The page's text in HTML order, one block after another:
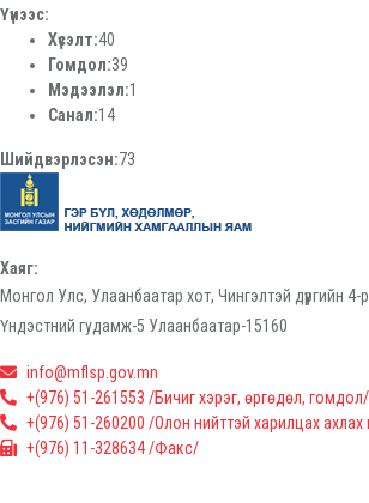
Үүнээс:
Хүсэлт:40
Гомдол:39
Мэдээлэл:1
Санал:14
Шийдвэрлэсэн:73
Хаяг:
Монгол Улс, Улаанбаатар хот, Чингэлтэй дүүргийн
Үндэстний гудамж-5 Улаанбаатар-15160
info@mflsp.gov.mn
+(976) 51-261553 /Бичиг хэрэг, өргөдөл, гомдол/
+(976) 51-260200 /Олон нийттэй харилцах
+(976) 11-328634 /Факс/